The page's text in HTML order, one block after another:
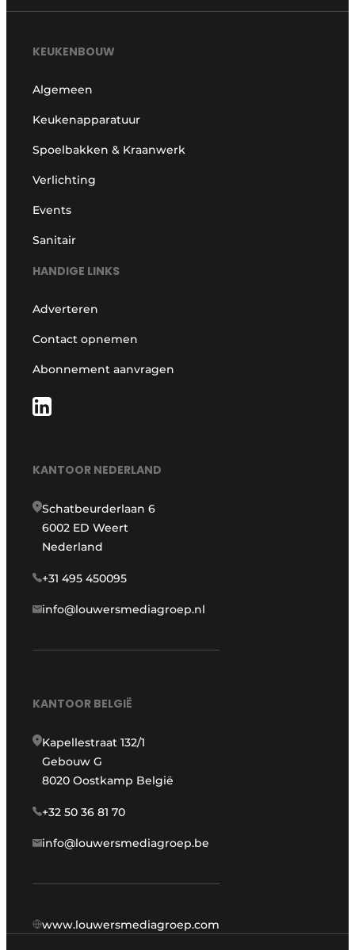
KEUKENBOUW
Algemeen
Keukenapparatuur
Spoelbakken & Kraanwerk
Verlichting
Events
Sanitair
HANDIGE LINKS
Adverteren
Contact opnemen
Abonnement aanvragen
KANTOOR NEDERLAND
Schatbeurderlaan 6
6002 ED Weert
Nederland
+31 495 450095
info@louwersmediagroep.nl
KANTOOR BELGIË
Kapellestraat 132/1
Gebouw G
8020 Oostkamp België
+32 50 36 81 70
info@louwersmediagroep.be
www.louwersmediagroep.com